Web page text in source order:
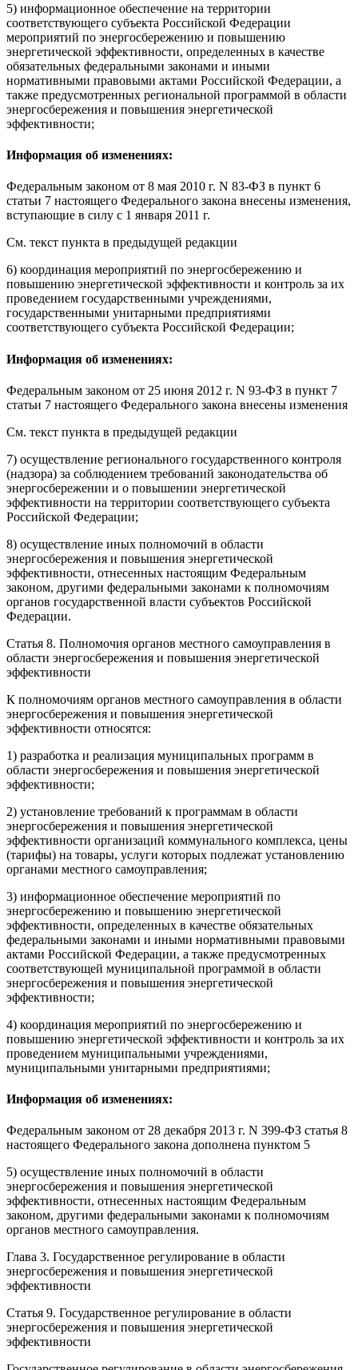
5) информационное обеспечение на территории
соответствующего субъекта Российской Федерации
мероприятий по энергосбережению и повышению
энергетической эффективности, определенных в качестве
обязательных федеральными законами и иными
нормативными правовыми актами Российской Федерации, а
также предусмотренных региональной программой в области
энергосбережения и повышения энергетической
эффективности;
Информация об изменениях:
Федеральным законом от 8 мая 2010 г. N 83-ФЗ в пункт 6
статьи 7 настоящего Федерального закона внесены изменения,
вступающие в силу с 1 января 2011 г.
См. текст пункта в предыдущей редакции
6) координация мероприятий по энергосбережению и
повышению энергетической эффективности и контроль за их
проведением государственными учреждениями,
государственными унитарными предприятиями
соответствующего субъекта Российской Федерации;
Информация об изменениях:
Федеральным законом от 25 июня 2012 г. N 93-ФЗ в пункт 7
статьи 7 настоящего Федерального закона внесены изменения
См. текст пункта в предыдущей редакции
7) осуществление регионального государственного контроля
(надзора) за соблюдением требований законодательства об
энергосбережении и о повышении энергетической
эффективности на территории соответствующего субъекта
Российской Федерации;
8) осуществление иных полномочий в области
энергосбережения и повышения энергетической
эффективности, отнесенных настоящим Федеральным
законом, другими федеральными законами к полномочиям
органов государственной власти субъектов Российской
Федерации.
Статья 8. Полномочия органов местного самоуправления в
области энергосбережения и повышения энергетической
эффективности
К полномочиям органов местного самоуправления в области
энергосбережения и повышения энергетической
эффективности относятся:
1) разработка и реализация муниципальных программ в
области энергосбережения и повышения энергетической
эффективности;
2) установление требований к программам в области
энергосбережения и повышения энергетической
эффективности организаций коммунального комплекса, цены
(тарифы) на товары, услуги которых подлежат установлению
органами местного самоуправления;
3) информационное обеспечение мероприятий по
энергосбережению и повышению энергетической
эффективности, определенных в качестве обязательных
федеральными законами и иными нормативными правовыми
актами Российской Федерации, а также предусмотренных
соответствующей муниципальной программой в области
энергосбережения и повышения энергетической
эффективности;
4) координация мероприятий по энергосбережению и
повышению энергетической эффективности и контроль за их
проведением муниципальными учреждениями,
муниципальными унитарными предприятиями;
Информация об изменениях:
Федеральным законом от 28 декабря 2013 г. N 399-ФЗ статья 8
настоящего Федерального закона дополнена пунктом 5
5) осуществление иных полномочий в области
энергосбережения и повышения энергетической
эффективности, отнесенных настоящим Федеральным
законом, другими федеральными законами к полномочиям
органов местного самоуправления.
Глава 3. Государственное регулирование в области
энергосбережения и повышения энергетической
эффективности
Статья 9. Государственное регулирование в области
энергосбережения и повышения энергетической
эффективности